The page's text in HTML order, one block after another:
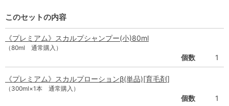
このセットの内容
《プレミアム》スカルプシャンプー(小)80ml
（80ml 通常購入）
個数 1
《プレミアム》スカルプローションβ(単品)[育毛剤]
（300ml×1本 通常購入）
個数 1